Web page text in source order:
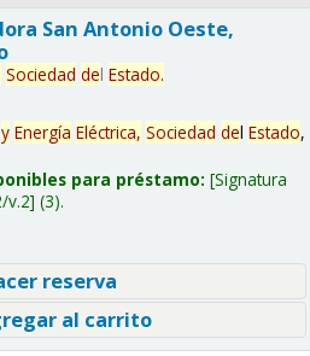
San Antonio Oeste,
Sociedad del Estado.
y Energía Eléctrica, Sociedad del Estado,
para préstamo: Signatura
v.2 (3).
reserva
al carrito